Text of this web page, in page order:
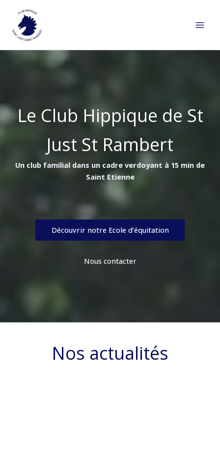
contenu
Le Club Hippique de St
Just St Rambert
Un club familial dans un cadre verdoyant à 15 min de
Saint Etienne
Découvrir notre Ecole d’équitation
Nous contacter
Nos actualités